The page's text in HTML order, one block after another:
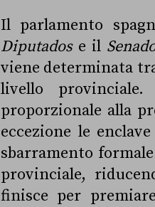
Il parlamento
Diputadose il
viene determinata
livello
proporzionale alla
eccezione le
sbarramento
provinciale,
finisce per